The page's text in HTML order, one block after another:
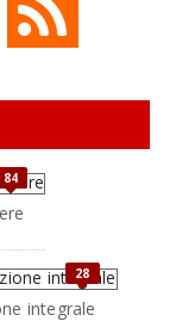
84
28
integrale